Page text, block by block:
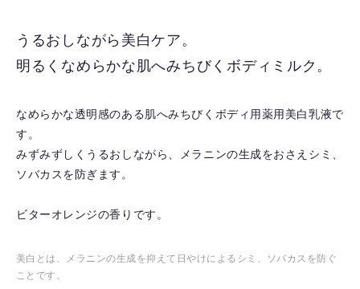
を
除
る
うるおしながら美白ケア。
明るくなめらかな肌へみちびくボディミルク。
なめらかな透明感のある肌へみちびくボディ用薬用美白乳液で
す。
みずみずしくうるおしながら、メラニンの生成をおさえシミ、
ソバカスを防ぎます。
ビターオレンジの香りです。
美白とは、メラニンの生成を抑えて日やけによるシミ、ソバカスを防ぐ
ことです。